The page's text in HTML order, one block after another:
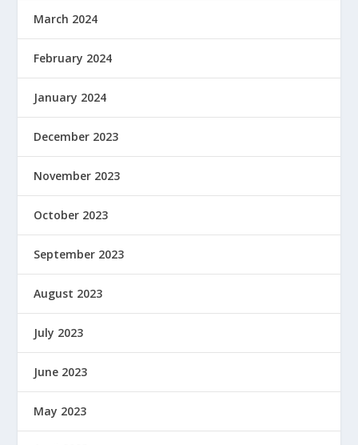
March 2024
February 2024
January 2024
December 2023
November 2023
October 2023
September 2023
August 2023
July 2023
June 2023
May 2023